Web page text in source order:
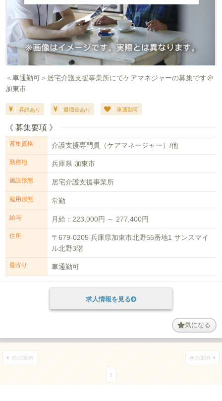
＜車通勤可＞居宅介護支援事業所にてケアマネジャーの募集です＠
加東市
昇給あり 退職金あり 車通勤可
《 募集要項 》
募集資格 介護支援専門員（ケアマネージャー）/他
勤務地 兵庫県 加東市
施設形態 居宅介護支援事業所
雇用形態 常勤
給与 月給：223,000円 ～ 277,400円
住所
〒679-0205 兵庫県加東市北野55番地1 サンスマイ
ル北野3階
最寄り 車通勤可
求人情報を見る
気になる
前の30件 次の30件
1